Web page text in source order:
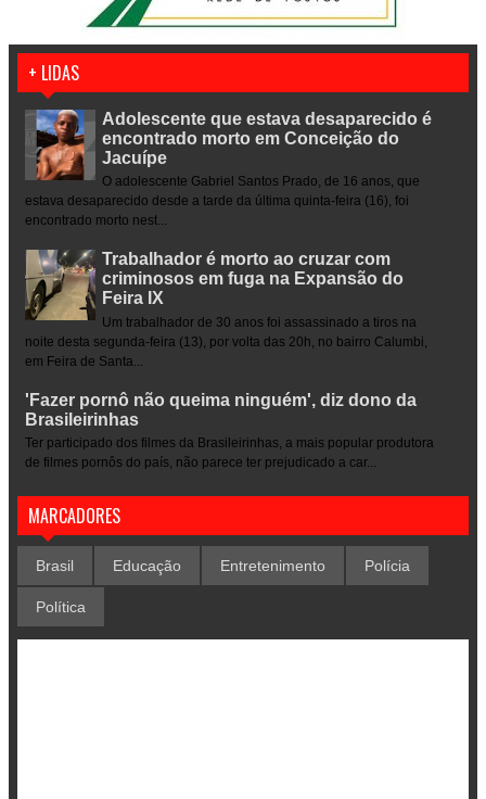
+ LIDAS
Adolescente que estava desaparecido é
encontrado morto em Conceição do
Jacuípe
O adolescente Gabriel Santos Prado, de 16 anos, que
estava desaparecido desde a tarde da última quinta-feira (16), foi
encontrado morto nest...
Trabalhador é morto ao cruzar com
criminosos em fuga na Expansão do
Feira IX
Um trabalhador de 30 anos foi assassinado a tiros na
noite desta segunda-feira (13), por volta das 20h, no bairro Calumbi,
em Feira de Santa...
'Fazer pornô não queima ninguém', diz dono da
Brasileirinhas
Ter participado dos filmes da Brasileirinhas, a mais popular produtora
de filmes pornôs do país, não parece ter prejudicado a car...
MARCADORES
Brasil Educação Entretenimento Polícia
Política